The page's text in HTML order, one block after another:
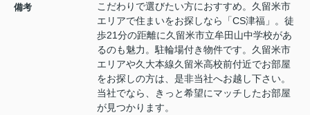
備考
こだわりで選びたい方におすすめ。久留米市
エリアで住まいをお探しなら「CS津福」。徒
歩21分の距離に久留米市立牟田山中学校があ
るのも魅力。駐輪場付き物件です。久留米市
エリアや久大本線久留米高校前付近でお部屋
をお探しの方は、是非当社へお越し下さい。
当社でなら、きっと希望にマッチしたお部屋
が見つかります。